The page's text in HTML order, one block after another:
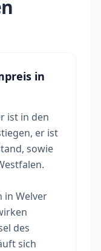
in
ist in den
er ist
sowie
in Welver
des
sich